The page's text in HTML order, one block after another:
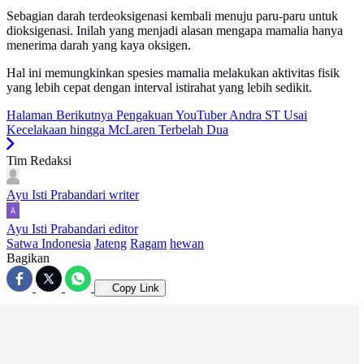
Sebagian darah terdeoksigenasi kembali menuju paru-paru untuk
dioksigenasi. Inilah yang menjadi alasan mengapa mamalia hanya
menerima darah yang kaya oksigen.
Hal ini memungkinkan spesies mamalia melakukan aktivitas fisik
yang lebih cepat dengan interval istirahat yang lebih sedikit.
Halaman Berikutnya Pengakuan YouTuber Andra ST Usai
Kecelakaan hingga McLaren Terbelah Dua
Tim Redaksi
Ayu Isti Prabandari writer
Ayu Isti Prabandari editor
Satwa Indonesia Jateng Ragam hewan
Bagikan
Copy Link